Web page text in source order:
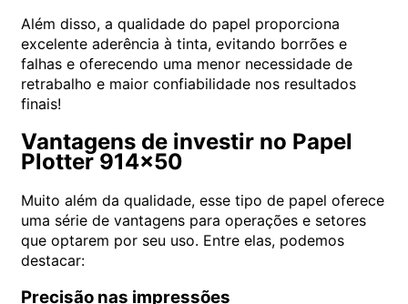
Além disso, a qualidade do papel proporciona
excelente aderência à tinta, evitando borrões e
falhas e oferecendo uma menor necessidade de
retrabalho e maior confiabilidade nos resultados
finais!
Vantagens de investir no Papel
Plotter 914×50
Muito além da qualidade, esse tipo de papel oferece
uma série de vantagens para operações e setores
que optarem por seu uso. Entre elas, podemos
destacar:
Precisão nas impressões